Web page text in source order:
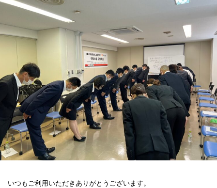
いつもご利用いただきありがとうございます。